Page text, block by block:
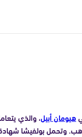
هيومان أبيل، والذي
وتحمل بولفيشا